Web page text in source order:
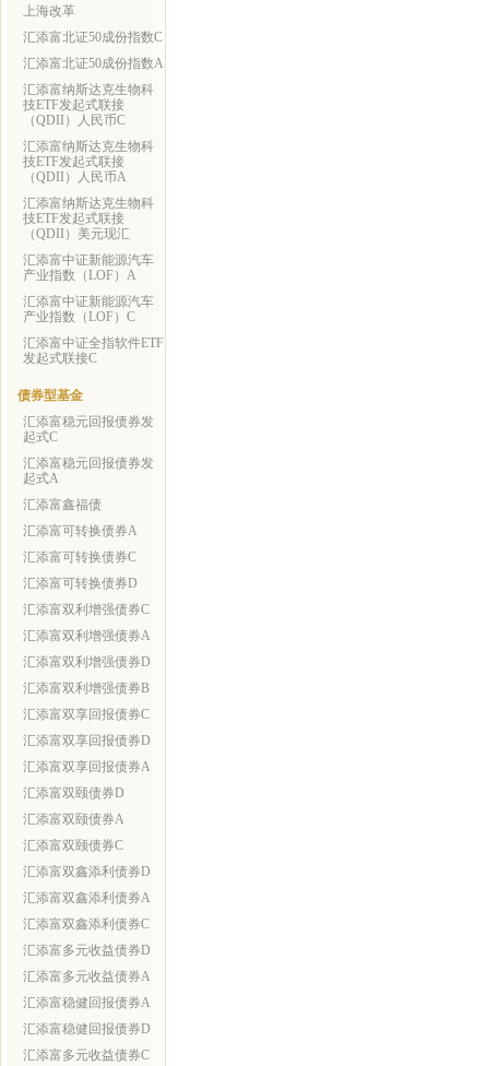
上海改革
汇添富北证50成份指数C
汇添富北证50成份指数A
汇添富纳斯达克生物科
技ETF发起式联接
（QDII）人民币C
汇添富纳斯达克生物科
技ETF发起式联接
（QDII）人民币A
汇添富纳斯达克生物科
技ETF发起式联接
（QDII）美元现汇
汇添富中证新能源汽车
产业指数（LOF）A
汇添富中证新能源汽车
产业指数（LOF）C
汇添富中证全指软件ETF
发起式联接C
债券型基金
汇添富稳元回报债券发
起式C
汇添富稳元回报债券发
起式A
汇添富鑫福债
汇添富可转换债券A
汇添富可转换债券C
汇添富可转换债券D
汇添富双利增强债券C
汇添富双利增强债券A
汇添富双利增强债券D
汇添富双利增强债券B
汇添富双享回报债券C
汇添富双享回报债券D
汇添富双享回报债券A
汇添富双颐债券D
汇添富双颐债券A
汇添富双颐债券C
汇添富双鑫添利债券D
汇添富双鑫添利债券A
汇添富双鑫添利债券C
汇添富多元收益债券D
汇添富多元收益债券A
汇添富稳健回报债券A
汇添富稳健回报债券D
汇添富多元收益债券C